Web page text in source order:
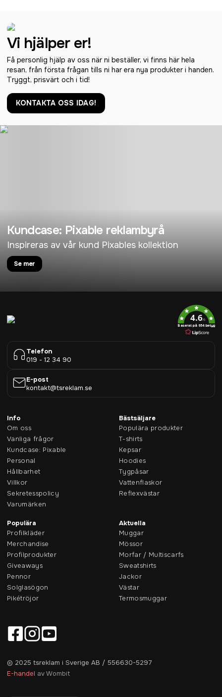
Vi hjälper er!
Få personlig hjälp av oss när ni beställer, vi finns här hela
resan, från första frågan tills ni har era nya produkter i handen.
Tryggt, prisvärt och i tid!
KONTAKTA OSS IDAG!
Kundcase: Pixable reklambyrå
Inspireras av vår kund Pixables kollektion
Se mer
4.6/5
Baserat på 954 betyg
Telefon
019 - 12 34 90
E-post
kontakt@tsreklam.se
Info
Om oss
Vanliga frågor
Kundcase: Pixable
Personal
Hållbarhet
Villkor
Sekretesspolicy
Varumärken
Bästsäljare
Populära produkter
T-shirts
Kepsar
Hoodies
Tygpåsar
Vattenflaskor
Reflexvästar
Populära
Profilkläder
Merchandise
Profilprodukter
Giveaways
Pennor
Solglasögon
Pikétröjor
Aktuella
Muggar
Mössor
Morfar / Multiscarfs
Sweatshirts
Jackor
Västar
Termosmuggar
© 2025 tsreklam i Sverige AB / 556630-5297
E-handel av Wombit